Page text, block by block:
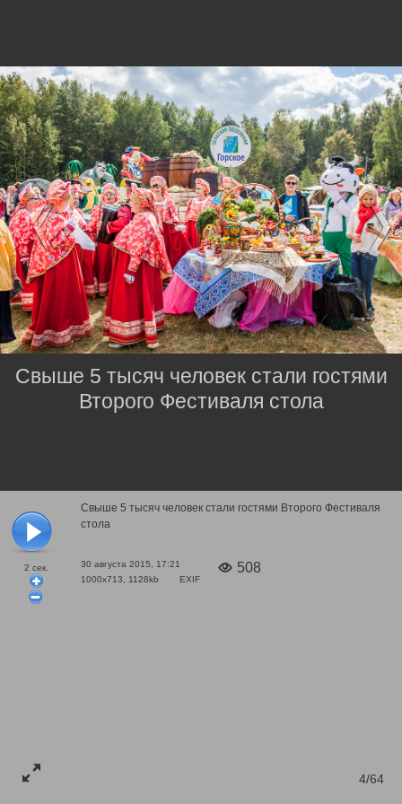
2 сек.
Свыше 5 тысяч человек стали гостями Второго Фестиваля
стола
30 августа 2015, 17:21
1000x713, 1128kb
EXIF
508
4/64
Свыше 5 тысяч человек стали гостями
Второго Фестиваля стола